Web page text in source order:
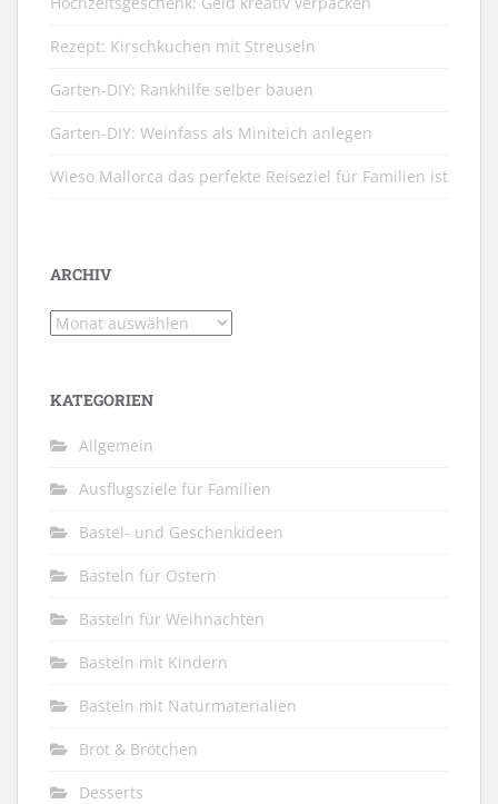
Rezept: Kirschkuchen mit Streuseln
Garten-DIY: Rankhilfe selber bauen
Garten-DIY: Weinfass als Miniteich anlegen
Wieso Mallorca das perfekte Reiseziel für Familien ist
ARCHIV
Archiv
KATEGORIEN
Allgemein
Ausflugsziele für Familien
Bastel- und Geschenkideen
Basteln für Ostern
Basteln für Weihnachten
Basteln mit Kindern
Basteln mit Naturmaterialien
Brot & Brötchen
Desserts